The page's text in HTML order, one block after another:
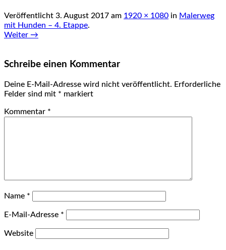
Veröffentlicht 3. August 2017 am 1920 × 1080 in Malerweg
mit Hunden – 4. Etappe.
Weiter →
Schreibe einen Kommentar
Deine E-Mail-Adresse wird nicht veröffentlicht. Erforderliche
Felder sind mit * markiert
Kommentar *
Name *
E-Mail-Adresse *
Website